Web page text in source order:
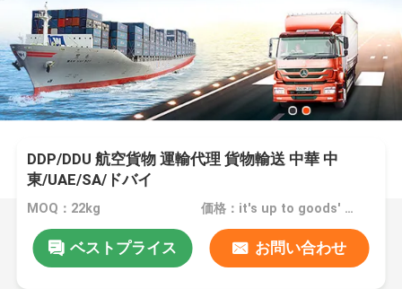
DDP/DDU 航空貨物 運輸代理 貨物輸送 中華 中
東/UAE/SA/ドバイ
MOQ：22kg 価格：it's up to goods' weight
ベストプライス お問い合わせ